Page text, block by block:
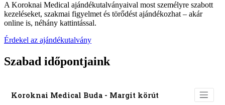
A Koroknai Medical ajándékutalványaival most személyre szabott
kezeléseket, szakmai figyelmet és törődést ajándékozhat – akár
online is, néhány kattintással.
Érdekel az ajándékutalvány
Szabad időpontjaink